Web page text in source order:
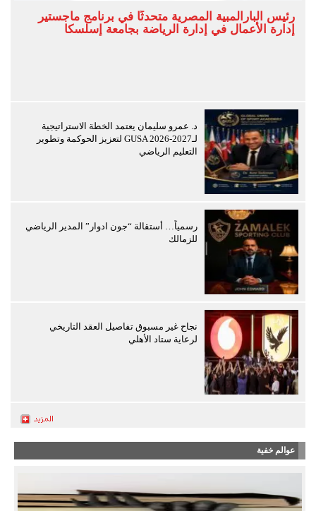
رئيس البارالمبية المصرية متحدثًا في برنامج ماجستير
إدارة الأعمال في إدارة الرياضة بجامعة إسلسكا
د. عمرو سليمان يعتمد الخطة الاستراتيجية
لـGUSA 2026-2027 لتعزيز الحوكمة وتطوير
التعليم الرياضي
رسمياً… أستقالة “جون ادوار” المدير الرياضي
للزمالك
نجاح غير مسبوق تفاصيل العقد التاريخي
لرعاية ستاد الأهلي
عوالم خفية